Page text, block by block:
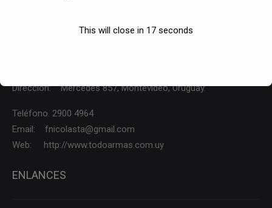
Dirección: Mercedes 857, Montevideo, Uruguay.
Teléfono. 2900 4964
Email: fnicolasta@gmail.com
Web: http://www.todoarmas.com.uy
ENLANCES
This will close in 17 seconds